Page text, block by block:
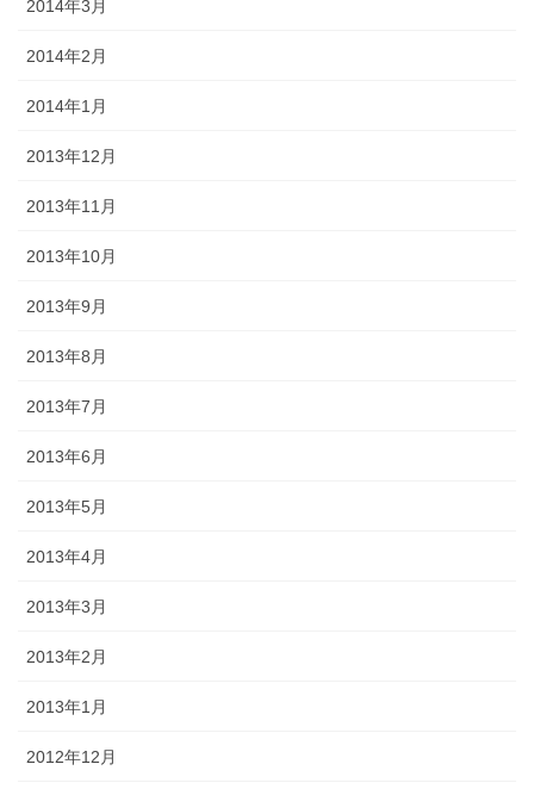
2014年3月
2014年2月
2014年1月
2013年12月
2013年11月
2013年10月
2013年9月
2013年8月
2013年7月
2013年6月
2013年5月
2013年4月
2013年3月
2013年2月
2013年1月
2012年12月